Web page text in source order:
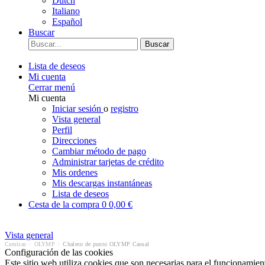
Italiano
Español
Buscar
Buscar
Lista de deseos
Mi cuenta
Cerrar menú
Mi cuenta
Iniciar sesión o registro
Vista general
Perfil
Direcciones
Cambiar método de pago
Administrar tarjetas de crédito
Mis ordenes
Mis descargas instantáneas
Lista de deseos
Cesta de la compra 0 0,00 €
Vista general
Camisas OLYMP Chaleco de punto OLYMP Casual
Configuración de las cookies
Este sitio web utiliza cookies que son necesarias para el